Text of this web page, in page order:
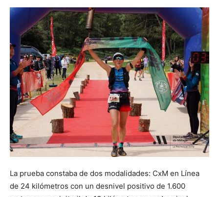
La prueba constaba de dos modalidades: CxM en Línea
de 24 kilómetros con un desnivel positivo de 1.600